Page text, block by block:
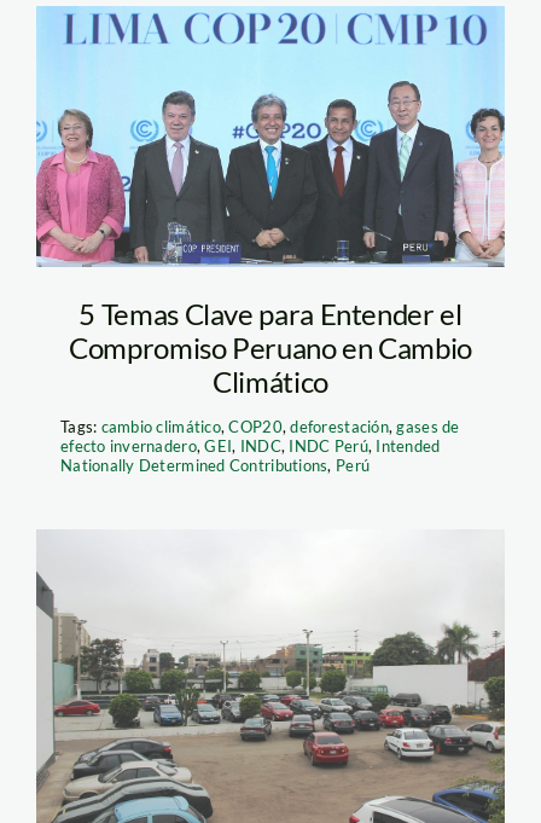
1020175
5 Temas Clave para Entender el
Compromiso Peruano en Cambio
Climático
Tags: cambio climático,COP20,deforestación,gases de
efecto invernadero,GEI, INDC, INDC Perú, Intended
Nationally Determined Contributions, Perú
Parque es usado por la
Policía como
estacionamiento